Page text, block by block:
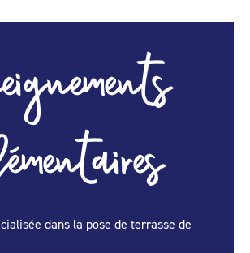
dans la pose de terrasse de